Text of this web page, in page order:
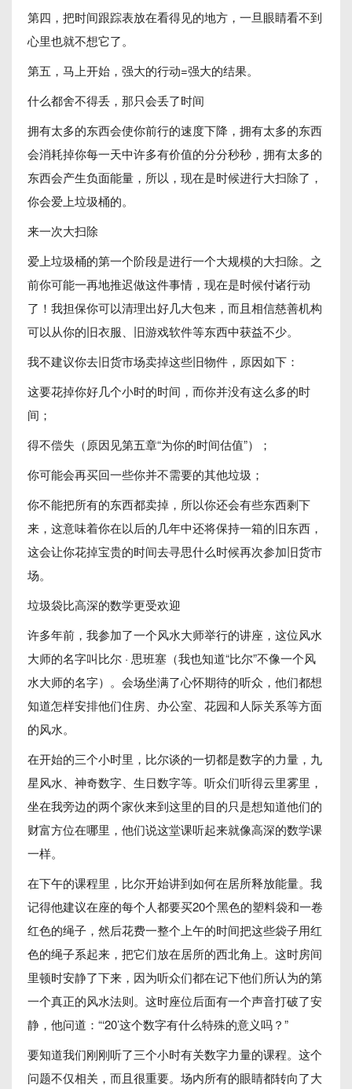
第四，把时间跟踪表放在看得见的地方，一旦眼睛看不到
心里也就不想它了。
第五，马上开始，强大的行动=强大的结果。
什么都舍不得丢，那只会丢了时间
拥有太多的东西会使你前行的速度下降，拥有太多的东西
会消耗掉你每一天中许多有价值的分分秒秒，拥有太多的
东西会产生负面能量，所以，现在是时候进行大扫除了，
你会爱上垃圾桶的。
来一次大扫除
爱上垃圾桶的第一个阶段是进行一个大规模的大扫除。之
前你可能一再地推迟做这件事情，现在是时候付诸行动
了！我担保你可以清理出好几大包来，而且相信慈善机构
可以从你的旧衣服、旧游戏软件等东西中获益不少。
我不建议你去旧货市场卖掉这些旧物件，原因如下：
这要花掉你好几个小时的时间，而你并没有这么多的时
间；
得不偿失（原因见第五章“为你的时间估值”）；
你可能会再买回一些你并不需要的其他垃圾；
你不能把所有的东西都卖掉，所以你还会有些东西剩下
来，这意味着你在以后的几年中还将保持一箱的旧东西，
这会让你花掉宝贵的时间去寻思什么时候再次参加旧货市
场。
垃圾袋比高深的数学更受欢迎
许多年前，我参加了一个风水大师举行的讲座，这位风水
大师的名字叫比尔 · 思班塞（我也知道“比尔”不像一个风
水大师的名字）。会场坐满了心怀期待的听众，他们都想
知道怎样安排他们住房、办公室、花园和人际关系等方面
的风水。
在开始的三个小时里，比尔谈的一切都是数字的力量，九
星风水、神奇数字、生日数字等。听众们听得云里雾里，
坐在我旁边的两个家伙来到这里的目的只是想知道他们的
财富方位在哪里，他们说这堂课听起来就像高深的数学课
一样。
在下午的课程里，比尔开始讲到如何在居所释放能量。我
记得他建议在座的每个人都要买20个黑色的塑料袋和一卷
红色的绳子，然后花费一整个上午的时间把这些袋子用红
色的绳子系起来，把它们放在居所的西北角上。这时房间
里顿时安静了下来，因为听众们都在记下他们所认为的第
一个真正的风水法则。这时座位后面有一个声音打破了安
静，他问道：“‘20’这个数字有什么特殊的意义吗？”
要知道我们刚刚听了三个小时有关数字力量的课程。这个
问题不仅相关，而且很重要。场内所有的眼睛都转向了大